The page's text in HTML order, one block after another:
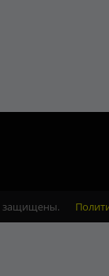
защищены.